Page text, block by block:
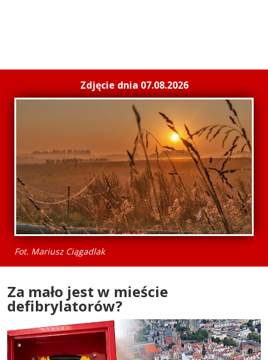
Zdjęcie dnia 07.08.2026
Fot. Mariusz Ciągadlak
Za mało jest w mieście
defibrylatorów?